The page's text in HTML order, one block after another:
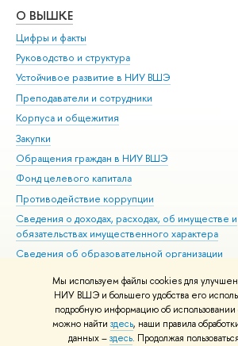
Мы используем файлы cookies для
НИУ ВШЭ и большего удобства его
подробную информацию об
можно найти здесь, наши правила
данных –здесь. Продолжая
О ВЫШКЕ
Цифры и факты
Руководство и структура
Устойчивое развитие в НИУ ВШЭ
Преподаватели и сотрудники
Корпуса и общежития
Закупки
Обращения граждан в НИУ ВШЭ
Фонд целевого капитала
Противодействие коррупции
Сведения о доходах, расходах, об имуществе и
обязательствах имущественного характера
Сведения об образовательной организации
Людям с ограниченными возможностями
Единая платежная страница
Работа в Вышке